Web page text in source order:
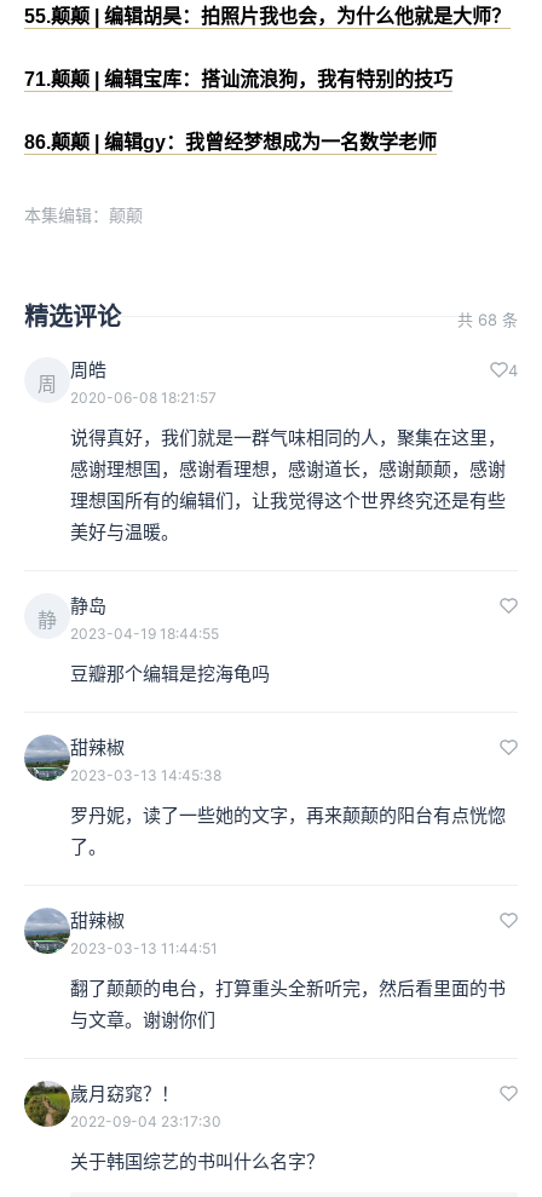
55.颠颠 | 编辑胡昊：拍照片我也会，为什么他就是大师？
71.颠颠 | 编辑宝库：搭讪流浪狗，我有特别的技巧
86.颠颠 | 编辑gy：我曾经梦想成为一名数学老师
本集编辑：颠颠
精选评论 共 68 条
周
周皓 4
2020-06-08 18:21:57
说得真好，我们就是一群气味相同的人，聚集在这里，
感谢理想国，感谢看理想，感谢道长，感谢颠颠，感谢
理想国所有的编辑们，让我觉得这个世界终究还是有些
美好与温暖。
静
静岛
2023-04-19 18:44:55
豆瓣那个编辑是挖海龟吗
甜辣椒
2023-03-13 14:45:38
罗丹妮，读了一些她的文字，再来颠颠的阳台有点恍惚
了。
甜辣椒
2023-03-13 11:44:51
翻了颠颠的电台，打算重头全新听完，然后看里面的书
与文章。谢谢你们
歲月窈窕？！
2022-09-04 23:17:30
关于韩国综艺的书叫什么名字？